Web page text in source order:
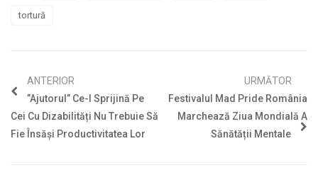
tortură
ANTERIOR
”Ajutorul” Ce-I Sprijină Pe
Cei Cu Dizabilități Nu Trebuie Să
Fie Însăși Productivitatea Lor
URMĂTOR
Festivalul Mad Pride România
Marchează Ziua Mondială A
Sănătății Mentale